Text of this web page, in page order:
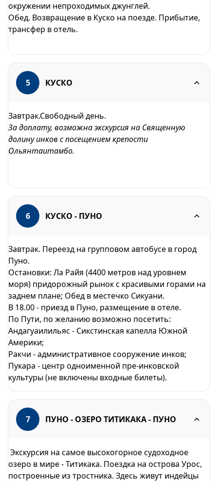
окружении непроходимых джунглей.
Oбед. Возвращение в Куско на поезде. Прибытие,
трансфер в отель.
5 КУСКО
Завтрак.Свободный день.
За доплату, возможна экскурсия на Священную
долину инков с посещением крепости
Ольянтаитамбо.
6 КУСКО - ПУНО
Завтрак. Переезд на групповом автобусе в город
Пуно.
Остановки: Ла Райя (4400 метров над уровнем
моря) придорожный рынок с красивыми горами на
заднем плане; Oбед в местечко Сикуани.
B 18.00 - приезд в Пуно, размещение в отеле.
По Пути, по желанию возможно посетить:
Андагуаилильяс - Сикстинская капелла Южной
Америки;
Ракчи - административное сооружение инков;
Пукара - центр одноименной пре-инковской
культуры (не включены входные билеты).
7 ПУНО - OЗЕРО ТИТИКАКА - ПУНО
Экскурсия на самое высокогорное судоходное
озеро в мире - Титикака. Поездка на острова Урос,
построенные из тростника. Здесь живут индейцы